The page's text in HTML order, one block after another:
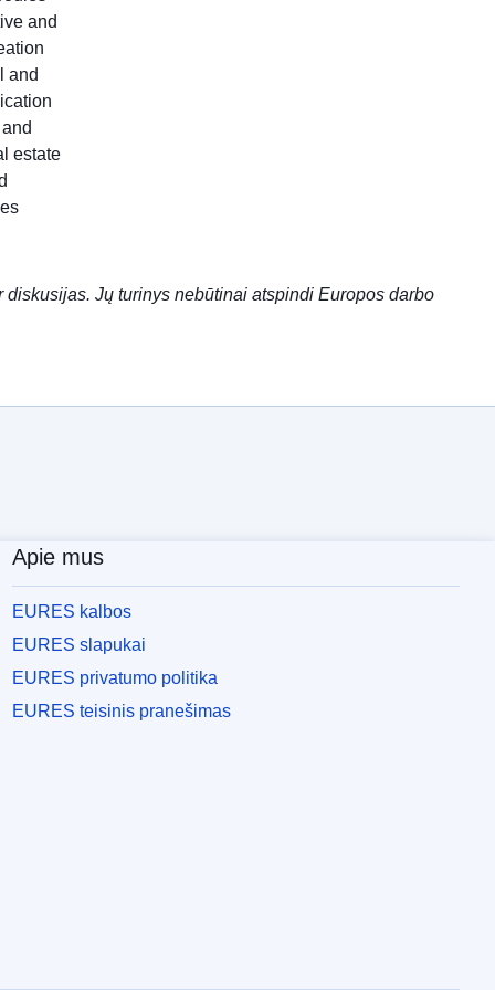
and
and
estate
Jų turinys nebūtinai atspindi Europos darbo
Apie mus
EURES kalbos
EURES slapukai
EURES privatumo politika
EURES teisinis pranešimas